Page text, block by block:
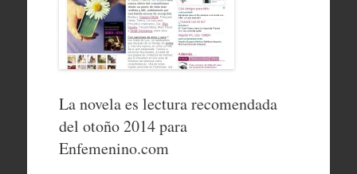
La novela es lectura recomendada
del otoño 2014 para
Enfemenino.com